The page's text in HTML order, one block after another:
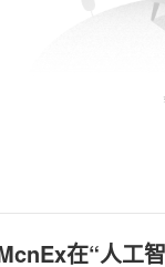
在“人工